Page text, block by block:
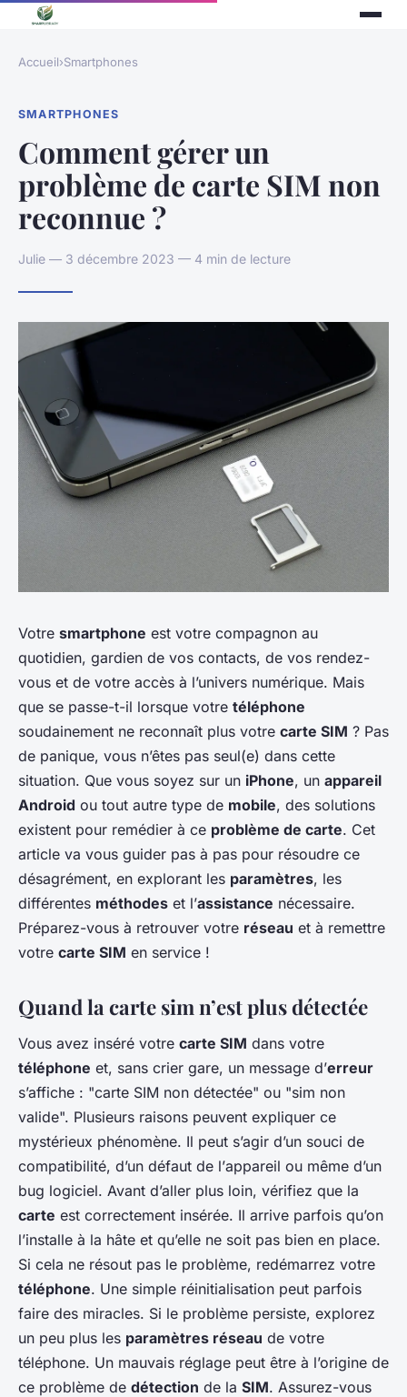
Accueil›Smartphones
SMARTPHONES
Comment gérer un
problème de carte SIM non
reconnue ?
Julie — 3 décembre 2023 — 4 min de lecture
Votre smartphone est votre compagnon au
quotidien, gardien de vos contacts, de vos rendez-
vous et de votre accès à l’univers numérique. Mais
que se passe-t-il lorsque votre téléphone
soudainement ne reconnaît plus votre carte SIM ? Pas
de panique, vous n’êtes pas seul(e) dans cette
situation. Que vous soyez sur un iPhone, un appareil
Android ou tout autre type de mobile, des solutions
existent pour remédier à ce problème de carte. Cet
article va vous guider pas à pas pour résoudre ce
désagrément, en explorant les paramètres, les
différentes méthodes et l’assistance nécessaire.
Préparez-vous à retrouver votre réseau et à remettre
votre carte SIM en service !
Quand la carte sim n’est plus détectée
Vous avez inséré votre carte SIM dans votre
téléphone et, sans crier gare, un message d’erreur
s’affiche : "carte SIM non détectée" ou "sim non
valide". Plusieurs raisons peuvent expliquer ce
mystérieux phénomène. Il peut s’agir d’un souci de
compatibilité, d’un défaut de l’appareil ou même d’un
bug logiciel. Avant d’aller plus loin, vérifiez que la
carte est correctement insérée. Il arrive parfois qu’on
l’installe à la hâte et qu’elle ne soit pas bien en place.
Si cela ne résout pas le problème, redémarrez votre
téléphone. Une simple réinitialisation peut parfois
faire des miracles. Si le problème persiste, explorez
un peu plus les paramètres réseau de votre
téléphone. Un mauvais réglage peut être à l’origine de
ce problème de détection de la SIM. Assurez-vous